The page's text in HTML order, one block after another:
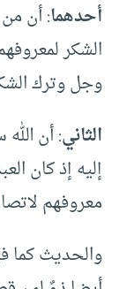
أحدهما: أن
الشكر
وجل وترك
الثاني: أن
إليه إذ كان
معروفهم
والحديث كما